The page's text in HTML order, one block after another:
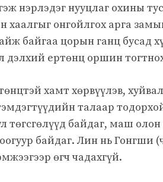
нэрлэдэг нууцлаг охины
хаалгыг онгойлгох арга
байгаа цорын ганц бусад
дэлхий ертөнц оршин
хамт хөрвүүлэв,
талаар
төгсгөлүүд байдаг, маш
байдаг. Лин нь Гонгши
өгч чадахгүй.